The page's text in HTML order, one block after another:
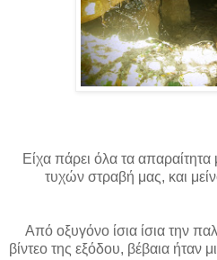
Είχα πάρει όλα τα
τυχών στραβή μας, και
Από οξυγόνο ίσια ίσια την
βίντεο της εξόδου, βέβαια ήταν